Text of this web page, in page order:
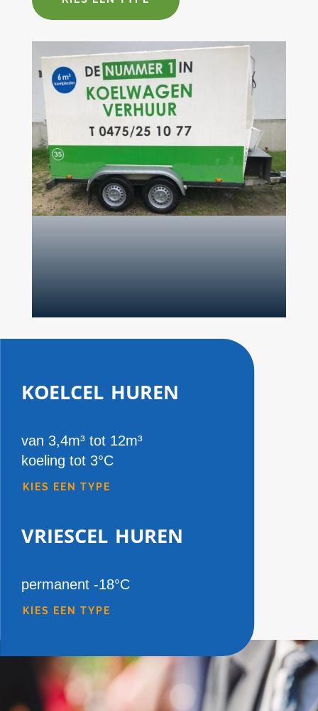
koelcel huren
van 3,4m³ tot 12m³
koeling tot 3°C
KIES EEN TYPE
vriescel huren
permanent -18°C
KIES EEN TYPE